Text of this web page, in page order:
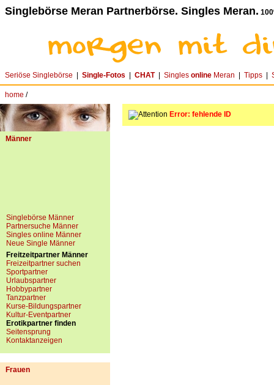
Singlebörse Meran Partnerbörse. Singles Meran.
Seriöse Singlebörse Single-Fotos CHAT| Singles online Meran Tipps
home /
Männer
Singlebörse Männer
Partnersuche Männer
Singles online Männer
Neue Single Männer
Freitzeitpartner Männer
Freizeitpartner suchen
Sportpartner
Urlaubspartner
Hobbypartner
Tanzpartner
Kurse-Bildungspartner
Kultur-Eventpartner
Erotikpartner finden
Seitensprung
Kontaktanzeigen
Frauen
Error: fehlende ID